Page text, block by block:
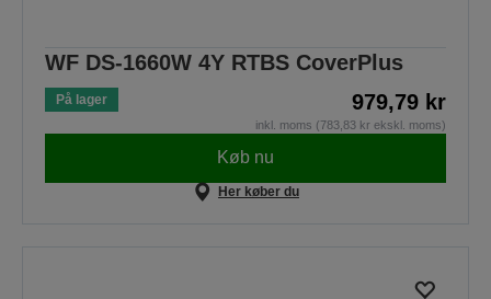
WF DS-1660W 4Y RTBS CoverPlus
På lager 979,79 kr
inkl. moms (783,83 kr ekskl. moms)
Køb nu
Her køber du